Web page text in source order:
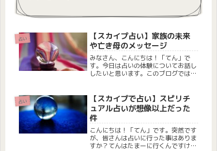
占い
【スカイプ占い】家族の未来
や亡き母のメッセージ
みなさん、こんにちは！「てん」で
す。今日は占いの体験についてお話し
したいと思います。このブログでは、
の10月に母が病気で亡くなったので
すが、占い師は亡くなった方ともコン
タク...
占い
【スカイプで占い】スピリチ
ュアル占いが想像以上だった
件
こんにちは！「てん」です。突然です
が、皆さんは占いに行った事はありま
すか？てんはたまーに行くんですけ